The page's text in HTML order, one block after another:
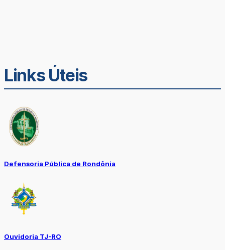
Links Úteis
Defensoria Pública de Rondônia
Ouvidoria TJ-RO